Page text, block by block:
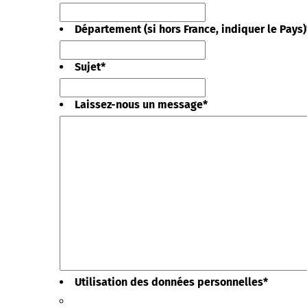
Département (si hors France, indiquer le Pays)
Sujet*
Laissez-nous un message*
Utilisation des données personnelles*